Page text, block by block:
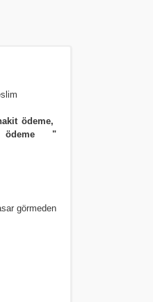
ödeme,
ödeme
"
görmeden